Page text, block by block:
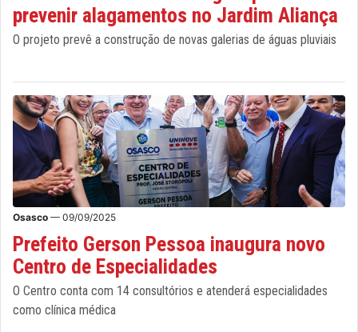
prevenir alagamentos no Jardim Aliança
O projeto prevê a construção de novas galerias de águas pluviais
Osasco — 09/09/2025
Prefeito Gerson Pessoa inaugura novo
Centro de Especialidades
O Centro conta com 14 consultórios e atenderá especialidades
como clínica médica